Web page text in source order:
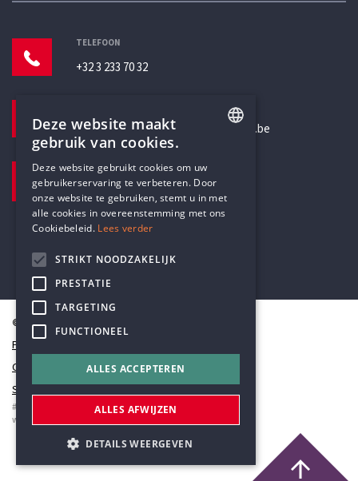
TELEFOON
+32 3 233 70 32
secretariaat@humanistischverbond.be
BEZOEKADRES
Pottenbrug 4
Antwerpen, 2000
© Humanistisch Verbond 2026
Privacy
Cookiestatement
Sitemap
#codedwithlove by
Codelines
webapplicaties
DUTCH
Deze website maakt
gebruik van cookies.
Deze website gebruikt cookies om uw
gebruikerservaring te verbeteren. Door
onze website te gebruiken, stemt u in met
alle cookies in overeenstemming met ons
Cookiebeleid. Lees verder
STRIKT NOODZAKELIJK
PRESTATIE
TARGETING
FUNCTIONEEL
ALLES ACCEPTEREN
ALLES AFWIJZEN
DETAILS WEERGEVEN